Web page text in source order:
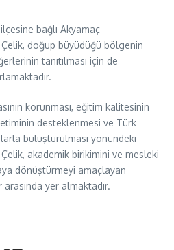
bağlı Akyamaç
doğup büyüdüğü bölgenin
tanıtılması için de
korunması, eğitim kalitesinin
desteklenmesi ve Türk
buluşturulması yönündeki
akademik birikimini ve mesleki
dönüştürmeyi amaçlayan
yer almaktadır.